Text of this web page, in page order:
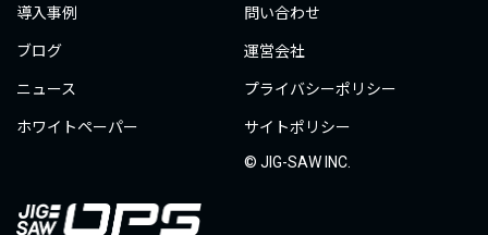
導入事例
ブログ
ニュース
ホワイトペーパー
問い合わせ
運営会社
プライバシーポリシー
サイトポリシー
© JIG-SAW INC.